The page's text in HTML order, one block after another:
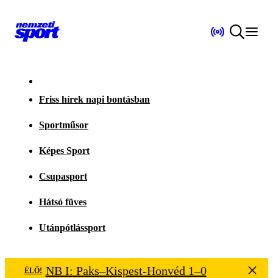
Friss hírek napi bontásban
Sportműsor
Képes Sport
Csupasport
Hátsó füves
Utánpótlássport
ÉLŐ! NB I: Paks–Kispest-Honvéd 1–0